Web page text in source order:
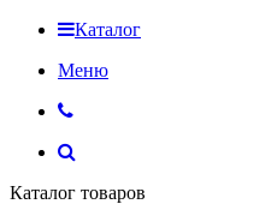
Каталог
Меню
Каталог товаров